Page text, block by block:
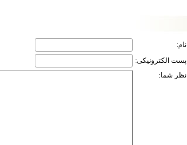
نام:
پست الکترونیکی:
نظر شما: